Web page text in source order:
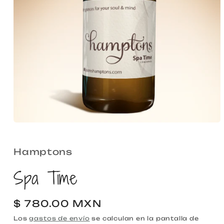
1
en
ventana
modal
Hamptons
Spa Time
Precio
habitual
$ 780.00 MXN
Losgastos de envío se calculan en la pantalla de